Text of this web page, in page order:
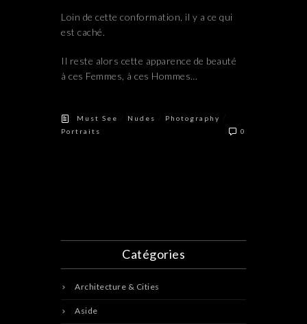
Loin de cette conformation, il y a ce qui
est caché.
Il reste alors cette apparence de beauté
à ces Femmes, à ces Hommes…
Must See Nudes Photography
Portraits 0
Catégories
Architecture & Cities
Aside